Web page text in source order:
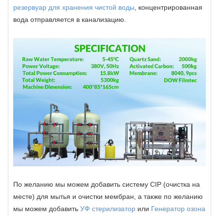
резервуар для хранения чистой воды , концентрированная
вода отправляется в канализацию.
По желанию мы можем добавить систему CIP (очистка на
месте) для мытья и очистки мембран, а также по желанию
мы можем добавить УФ стерилизатор или Генератор озона